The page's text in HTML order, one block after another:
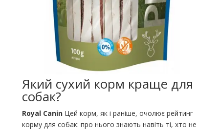
Який сухий корм краще для
собак?
Royal CaninЦей корм, як і раніше, очолює рейтинг
корму для собак: про нього знають навіть ті, хто не